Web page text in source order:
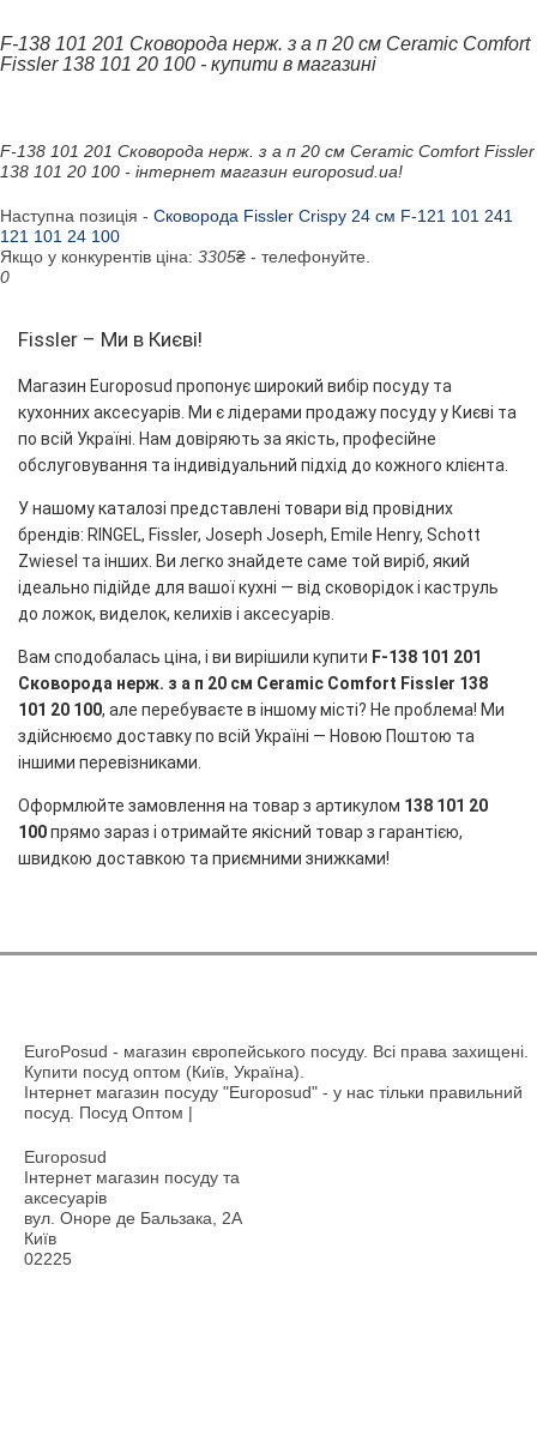
F-138 101 201 Сковорода нерж. з а п 20 см Ceramic Comfort
Fissler 138 101 20 100 - купити в магазині
F-138 101 201 Сковорода нерж. з а п 20 см Ceramic Comfort Fissler
138 101 20 100 - інтернет магазин europosud.ua!
Наступна позиція - Сковорода Fissler Crispy 24 см F-121 101 241
121 101 24 100
Якщо у конкурентів ціна: 3305₴ - телефонуйте.
0
Fissler – Ми в Києві!
Магазин Europosud пропонує широкий вибір посуду та
кухонних аксесуарів. Ми є лідерами продажу посуду у Києві та
по всій Україні. Нам довіряють за якість, професійне
обслуговування та індивідуальний підхід до кожного клієнта.
У нашому каталозі представлені товари від провідних
брендів: RINGEL, Fissler, Joseph Joseph, Emile Henry, Schott
Zwiesel та інших. Ви легко знайдете саме той виріб, який
ідеально підійде для вашої кухні — від сковорідок і каструль
до ложок, виделок, келихів і аксесуарів.
Вам сподобалась ціна, і ви вирішили купити F-138 101 201
Сковорода нерж. з а п 20 см Ceramic Comfort Fissler 138
101 20 100, але перебуваєте в іншому місті? Не проблема! Ми
здійснюємо доставку по всій Україні — Новою Поштою та
іншими перевізниками.
Оформлюйте замовлення на товар з артикулом 138 101 20
100прямо зараз і отримайте якісний товар з гарантією,
швидкою доставкою та приємними знижками!
EuroPosud - магазин європейського посуду. Всі права захищені.
Купити посуд оптом (Київ, Україна).
Інтернет магазин посуду "Europosud" - у нас тільки правильний
посуд. Посуд Оптом |
Europosud
Інтернет магазин посуду та
аксесуарів
вул. Оноре де Бальзака, 2А
Київ
02225